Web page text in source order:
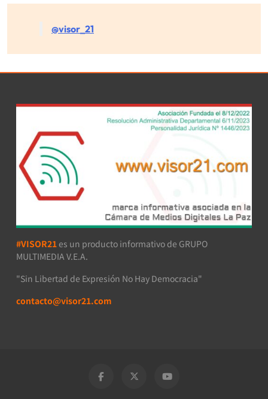
@visor_21
#VISOR21 es un producto informativo de GRUPO
MULTIMEDIA V.E.A.
"Sin Libertad de Expresión No Hay Democracia"
contacto@visor21.com